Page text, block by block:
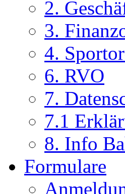
2.
3.
4.
6. RVO
7.
7.1
8. Info
Formulare